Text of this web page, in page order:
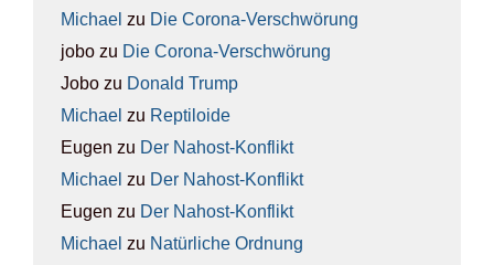
Michael zu Die Coro­na-Ver­schwö­rung
jobo zu Die Coro­na-Ver­schwö­rung
Jobo zu Donald Trump
Michael zu Rep­ti­lo­ide
Eugen zu Der Nah­ost-Kon­flikt
Michael zu Der Nah­ost-Kon­flikt
Eugen zu Der Nah­ost-Kon­flikt
Michael zu Natür­li­che Ord­nung